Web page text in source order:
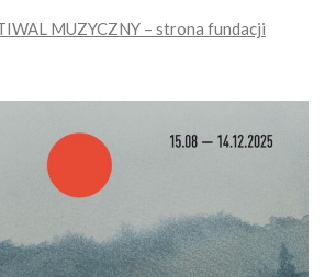
MUZYCZNY – strona fundacji